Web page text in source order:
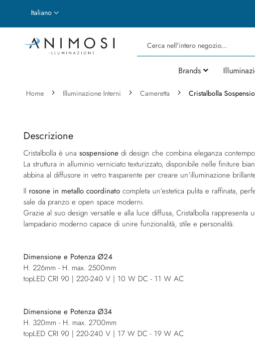
Lingua
Italiano
Cerca
Brands
Home Illuminazione Interni Cameretta Cristalbolla
fine
galleria
di
immagini
della
di
immagini
Descrizione
Cristalbolla è una sospensione di design che combina eleganza
La struttura in alluminio verniciato texturizzato, disponibile nelle finiture
abbina al diffusore in vetro trasparente per creare un’illuminazione
Il rosone in metallo coordinato completa un’estetica pulita e raffinata,
sale da pranzo e open space moderni.
Grazie al suo design versatile e alla luce diffusa, Cristalbolla
lampadario moderno capace di unire funzionalità, stile e personalità.
Dimensione e Potenza Ø24
H. 226mm - H. max. 2500mm
topLED CRI 90 | 220-240 V | 10 W DC - 11 W AC
Dimensione e Potenza Ø34
H. 320mm - H. max. 2700mm
topLED CRI 90 | 220-240 V | 17 W DC - 19 W AC